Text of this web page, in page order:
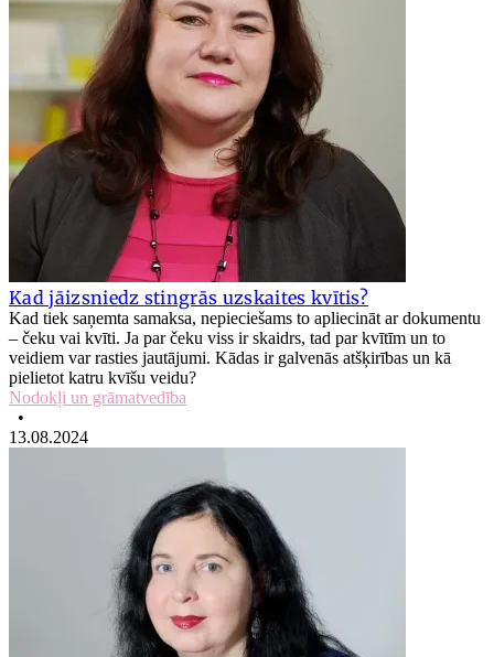
Kad jāizsniedz stingrās uzskaites kvītis?
Kad tiek saņemta samaksa, nepieciešams to apliecināt ar dokumentu
– čeku vai kvīti. Ja par čeku viss ir skaidrs, tad par kvītīm un to
veidiem var rasties jautājumi. Kādas ir galvenās atšķirības un kā
pielietot katru kvīšu veidu?
Nodokļi un grāmatvedība
•
13.08.2024